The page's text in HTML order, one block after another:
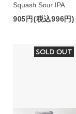
Squash Sour IPA
905円(税込996円)
SOLD OUT